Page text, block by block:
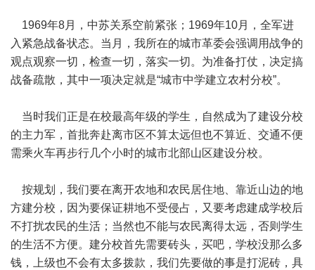
1969年8月，中苏关系空前紧张；1969年10月，全军进
入紧急战备状态。当月，我所在的城市革委会强调用战争的
观点观察一切，检查一切，落实一切。为准备打仗，决定搞
战备疏散，其中一项决定就是“城市中学建立农村分校”。
当时我们正是在校最高年级的学生，自然成为了建设分校
的主力军，首批奔赴离市区不算太远但也不算近、交通不便
需乘火车再步行几个小时的城市北部山区建设分校。
按规划，我们要在离开农地和农民居住地、靠近山边的地
方建分校，因为要保证耕地不受侵占，又要考虑建成学校后
不打扰农民的生活；当然也不能与农民离得太远，否则学生
的生活不方便。建分校首先需要砖头，买吧，学校没那么多
钱，上级也不会有太多拨款，我们先要做的事是打泥砖，具